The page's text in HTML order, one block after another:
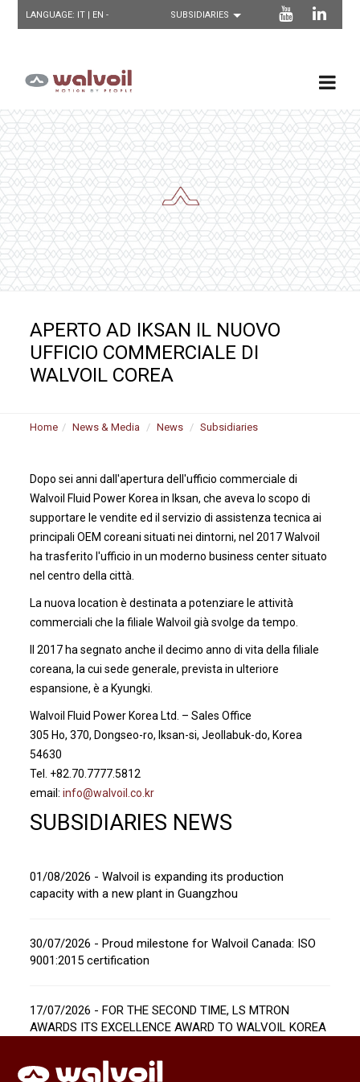
LANGUAGE: IT | EN -
APERTO AD IKSAN IL NUOVO
UFFICIO COMMERCIALE DI
WALVOIL COREA
Home News & Media News Subsidiaries
Dopo sei anni dall'apertura dell'ufficio commerciale di
Walvoil Fluid Power Korea in Iksan, che aveva lo scopo di
supportare le vendite ed il servizio di assistenza tecnica ai
principali OEM coreani situati nei dintorni, nel 2017 Walvoil
ha trasferito l'ufficio in un moderno business center situato
nel centro della città.
La nuova location è destinata a potenziare le attività
commerciali che la filiale Walvoil già svolge da tempo.
Il 2017 ha segnato anche il decimo anno di vita della filiale
coreana, la cui sede generale, prevista in ulteriore
espansione, è a Kyungki.
Walvoil Fluid Power Korea Ltd. – Sales Office
305 Ho, 370, Dongseo-ro, Iksan-si, Jeollabuk-do, Korea
54630
Tel. +82.70.7777.5812
email:info@walvoil.co.kr
SUBSIDIARIES NEWS
01/08/2026 - Walvoil is expanding its production
capacity with a new plant in Guangzhou
30/07/2026 - Proud milestone for Walvoil Canada: ISO
9001:2015 certification
17/07/2026 - FOR THE SECOND TIME, LS MTRON
AWARDS ITS EXCELLENCE AWARD TO WALVOIL KOREA